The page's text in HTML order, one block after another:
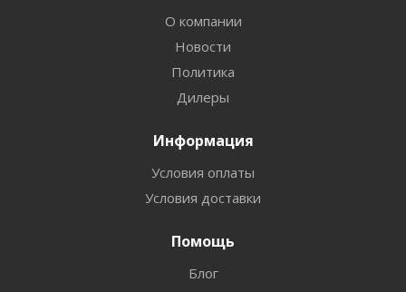
О компании
Новости
Политика
Дилеры
Информация
Условия оплаты
Условия доставки
Помощь
Блог